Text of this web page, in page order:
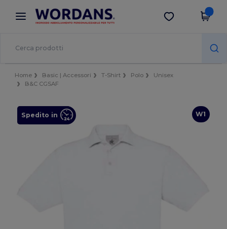
× App Wordans
Prezzi migliori sull'app!
Scarica app
Home Basic | Accessori T-Shirt Polo
Unisex
B&C CGSAF
W1
Spedito in